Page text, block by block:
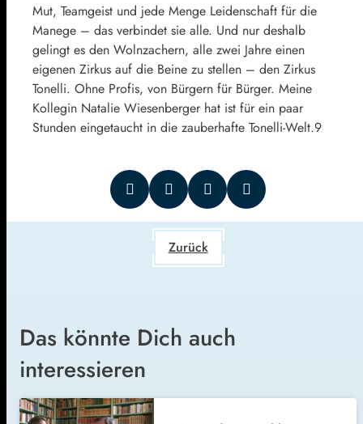
Mut, Teamgeist und jede Menge Leidenschaft für die
Manege – das verbindet sie alle. Und nur deshalb
gelingt es den Wolnzachern, alle zwei Jahre einen
eigenen Zirkus auf die Beine zu stellen – den Zirkus
Tonelli. Ohne Profis, von Bürgern für Bürger. Meine
Kollegin Natalie Wiesenberger hat ist für ein paar
Stunden eingetaucht in die zauberhafte Tonelli-Welt.9
Zurück
Das könnte Dich auch
interessieren